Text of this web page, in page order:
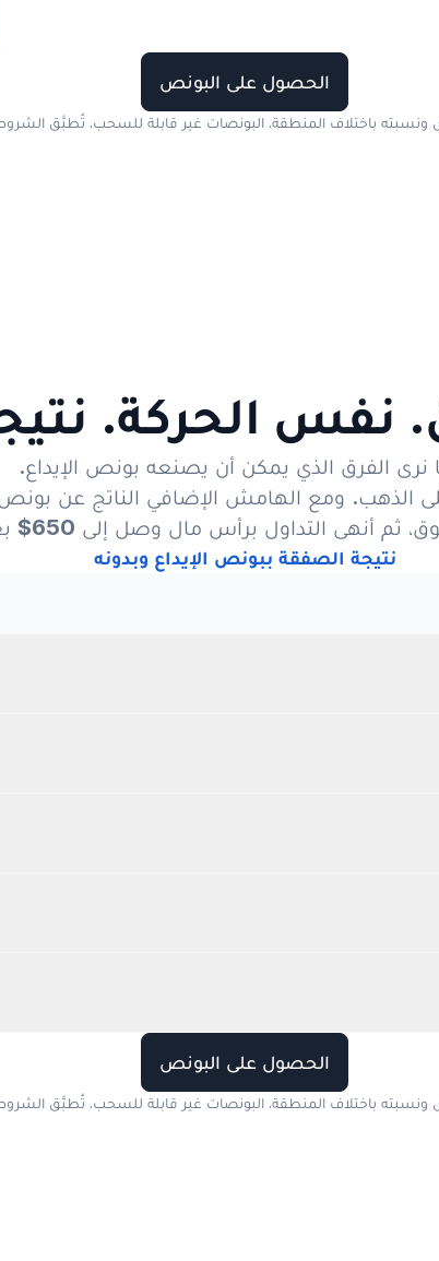
الحصول على البونص
ونسبته باختلاف المنطقة. البونصات غير قابلة للسحب. تُطبَّق
الحركة.
نرى الفرق الذي يمكن أن يصنعه بونص الإيداع.
ثم أنهى التداول برأس مال وصل إلى 650$
نتيجة الصفقة ببونص الإيداع وبدونه
الحصول على البونص
ونسبته باختلاف المنطقة. البونصات غير قابلة للسحب. تُطبَّق